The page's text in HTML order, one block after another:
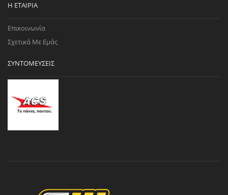
Η ΕΤΑΙΡΊΑ
Επικοινωνία
Σχετικά Με Εμάς
ΣΥΝΤΟΜΕΎΣΕΙΣ